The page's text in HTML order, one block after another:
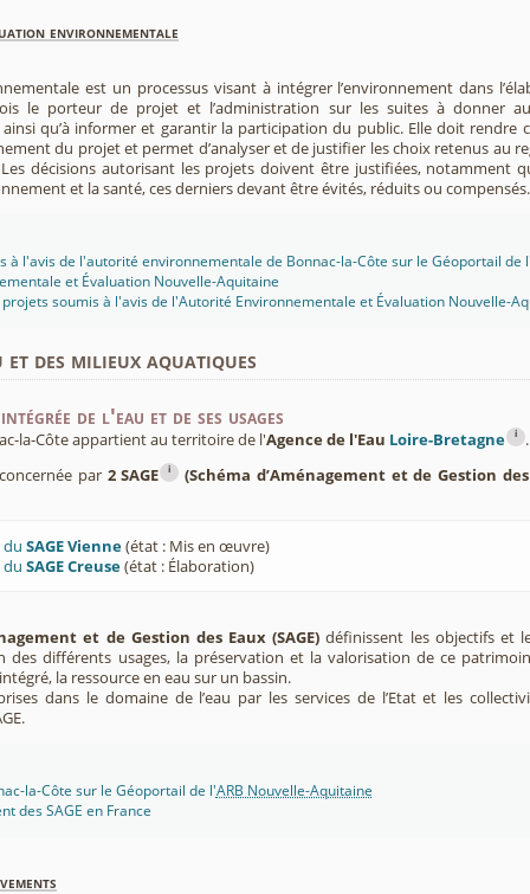
environnementale
est un processus visant à intégrer l’environnement dans
le porteur de projet et l’administration sur les suites à donner
qu’à informer et garantir la participation du public. Elle doit rendre
du projet et permet d’analyser et de justifier les choix retenus au
décisions autorisant les projets doivent être justifiées, notamment
et la santé, ces derniers devant être évités, réduits ou compensés.
à l'avis de l'autorité environnementale de Bonnac-la-Côte sur le Géoportail de
et Évaluation Nouvelle-Aquitaine
soumis à l'avis de l'Autorité Environnementale et Évaluation Nouvelle-
des milieux aquatiques
de l'eau et de ses usages
la-Côte appartient au territoire de l'Agence de l'Eau Loire-Bretagne i
.
par 2 SAGE i (Schéma d’Aménagement et de Gestion
duSAGE Vienne(état : Mis en œuvre)
duSAGE Creuse(état : Élaboration)
et de Gestion des Eaux (SAGE) définissent les objectifs et
des différents usages, la préservation et la valorisation de ce
la ressource en eau sur un bassin.
dans le domaine de l’eau par les services de l’Etat et les
la-Côte sur le Géoportail de l'ARB Nouvelle-Aquitaine
des SAGE en France